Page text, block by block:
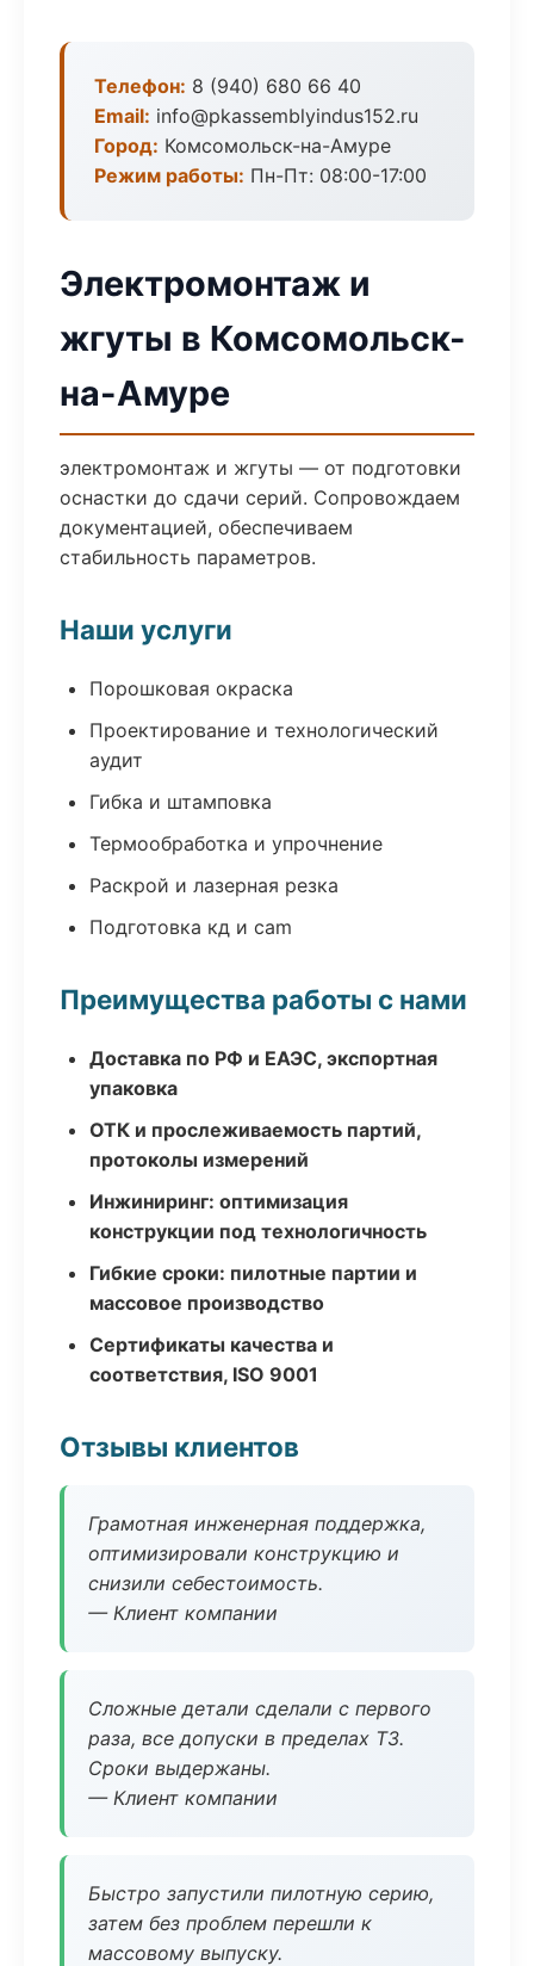
Телефон: 8 (940) 680 66 40
Email: info@pkassemblyindus152.ru
Город: Комсомольск-на-Амуре
Режим работы: Пн-Пт: 08:00-17:00
Электромонтаж и
жгуты в Комсомольск-
на-Амуре
электромонтаж и жгуты — от подготовки
оснастки до сдачи серий. Сопровождаем
документацией, обеспечиваем
стабильность параметров.
Наши услуги
Порошковая окраска
Проектирование и технологический
аудит
Гибка и штамповка
Термообработка и упрочнение
Раскрой и лазерная резка
Подготовка кд и cam
Преимущества работы с нами
Доставка по РФ и ЕАЭС, экспортная
упаковка
ОТК и прослеживаемость партий,
протоколы измерений
Инжиниринг: оптимизация
конструкции под технологичность
Гибкие сроки: пилотные партии и
массовое производство
Сертификаты качества и
соответствия, ISO 9001
Отзывы клиентов
Грамотная инженерная поддержка,
оптимизировали конструкцию и
снизили себестоимость.
— Клиент компании
Сложные детали сделали с первого
раза, все допуски в пределах ТЗ.
Сроки выдержаны.
— Клиент компании
Быстро запустили пилотную серию,
затем без проблем перешли к
массовому выпуску.